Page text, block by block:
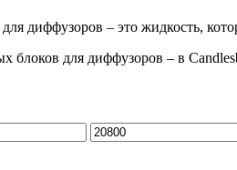
диффузоров – это жидкость,
блоков для диффузоров – в